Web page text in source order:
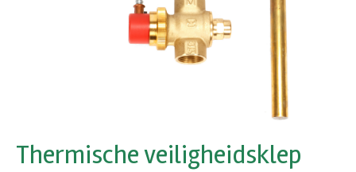
Thermische veiligheidsklep